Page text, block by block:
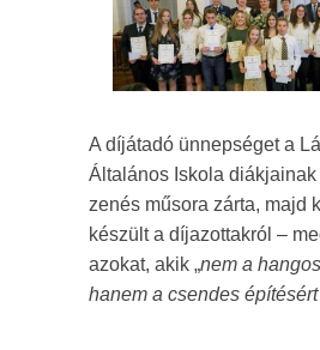
A díjátadó ünnepséget a
Általános Iskola
zenés műsora zárta, majd
készült a díjazottakról –
azokat, akik „nem a
hanem a csendes építésért